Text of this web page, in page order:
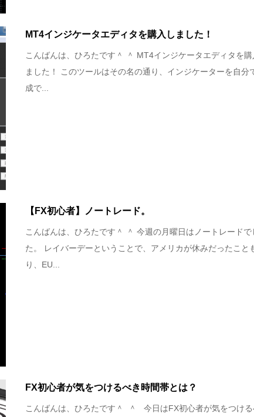
MT4インジケータエディタを購入しました！
こんばんは、ひろたです＾ ＾ MT4インジケータエディタを購
ました！ このツールはその名の通り、インジケーターを自分
成で...
【FX初心者】ノートレード。
こんばんは、ひろたです＾ ＾ 今週の月曜日はノートレードで
た。 レイバーデーということで、アメリカが休みだったこと
り、EU...
FX初心者が気をつけるべき時間帯とは？
こんばんは、ひろたです＾ ＾ 今日はFX初心者が気をつける